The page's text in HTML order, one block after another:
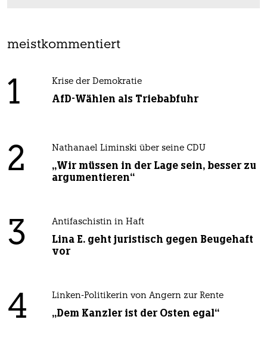
meistkommentiert
1 Krise der Demokratie
AfD-Wählen als Triebabfuhr
2 Nathanael Liminski über seine CDU
„Wir müssen in der Lage sein, besser zu
argumentieren“
3 Antifaschistin in Haft
Lina E. geht juristisch gegen Beugehaft
vor
4 Linken-Politikerin von Angern zur Rente
„Dem Kanzler ist der Osten egal“